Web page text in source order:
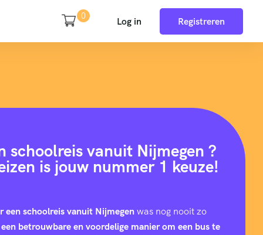
0 Log in Registreren
schoolreis vanuit Nijmegen ?
is jouw nummer 1 keuze!
een schoolreis vanuit Nijmegenwas nog nooit zo
betrouwbare en voordelige manier om een bus te